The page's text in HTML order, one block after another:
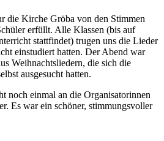
die Kirche Gröba von den Stimmen
erfüllt. Alle Klassen (bis auf
stattfindet) trugen uns die Lieder
einstudiert hatten. Der Abend war
Weihnachtsliedern, die sich die
ausgesucht hatten.
noch einmal an die Organisatorinnen
Es war ein schöner, stimmungsvoller